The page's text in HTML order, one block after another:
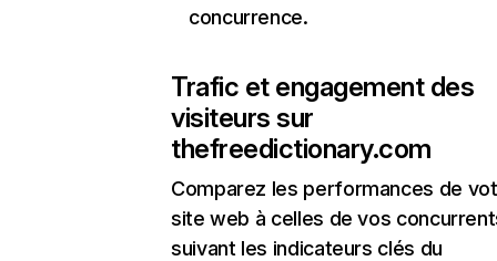
concurrence.
Trafic et engagement des
visiteurs sur
thefreedictionary.com
Comparez les performances de
site web à celles de vos
suivant les indicateurs clés du